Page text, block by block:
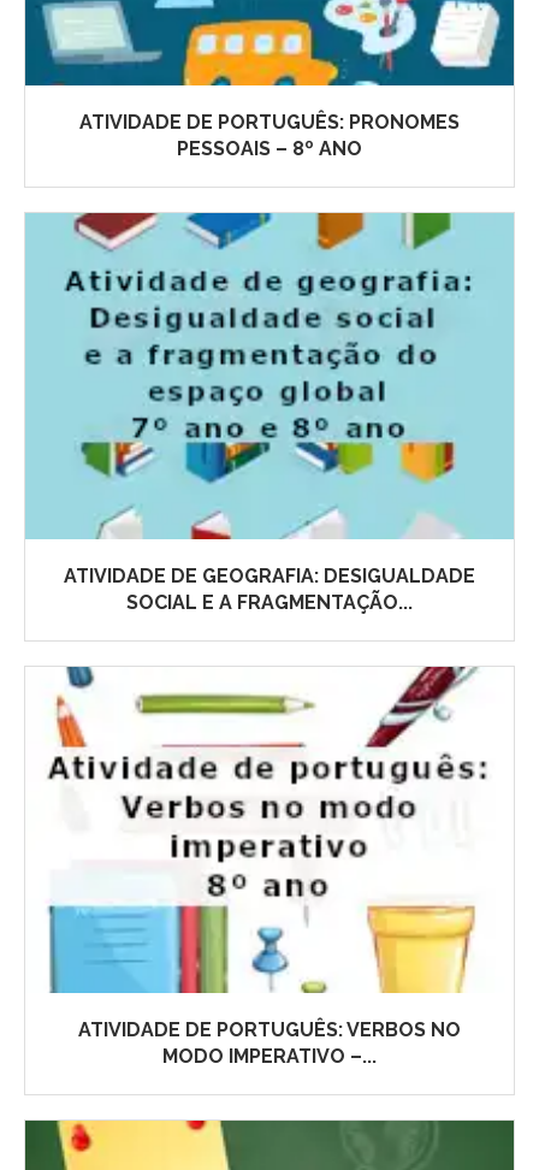
ATIVIDADE DE PORTUGUÊS: PRONOMES
PESSOAIS – 8º ANO
ATIVIDADE DE GEOGRAFIA: DESIGUALDADE
SOCIAL E A FRAGMENTAÇÃO...
ATIVIDADE DE PORTUGUÊS: VERBOS NO
MODO IMPERATIVO –...